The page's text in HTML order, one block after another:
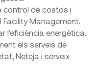
control de costos i
Management.
l’eficiència energètica.
els serveis de
Neteja i serveix